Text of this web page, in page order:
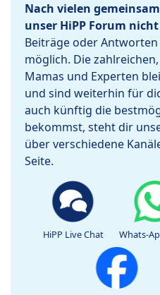
Nach vielen
unser HiPP Forum
Beiträge oder
möglich. Die
Mamas und Experten
und sind weiterhin für
auch künftig die
bekommst, steht dir
über verschiedene
Seite.
HiPP Live Chat Whats-